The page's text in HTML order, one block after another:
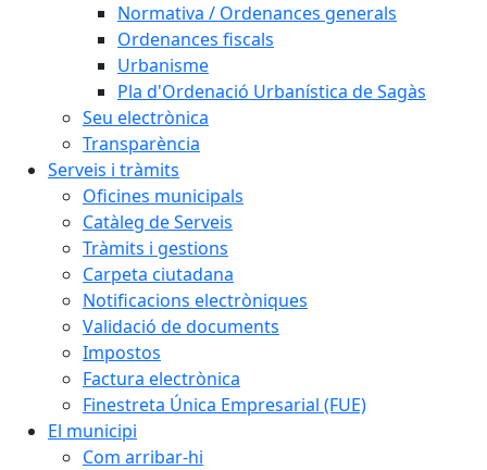
Normativa / Ordenances generals
Ordenances fiscals
Urbanisme
Pla d'Ordenació Urbanística de Sagàs
Seu electrònica
Transparència
Serveis i tràmits
Oficines municipals
Catàleg de Serveis
Tràmits i gestions
Carpeta ciutadana
Notificacions electròniques
Validació de documents
Impostos
Factura electrònica
Finestreta Única Empresarial (FUE)
El municipi
Com arribar-hi